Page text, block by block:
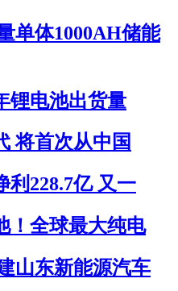
单体1000AH储能
锂电池出货量
将首次从中国
利228.7亿 又一
！全球最大纯电
山东新能源汽车